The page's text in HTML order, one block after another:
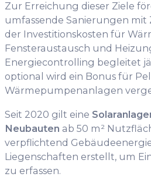
Zur Erreichung dieser Ziele
umfassende Sanierungen mit
der Investitionskosten für
Fensteraustausch und
Energiecontrolling begleitet
optional wird ein Bonus für
Wärmepumpenanlagen
Seit 2020 gilt eine
Neubauten ab 50 m²
verpflichtend
Liegenschaften erstellt, um
zu erfassen.